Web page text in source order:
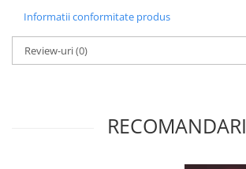
Informatii conformitate produs
Review-uri(0)
RECOMANDARI